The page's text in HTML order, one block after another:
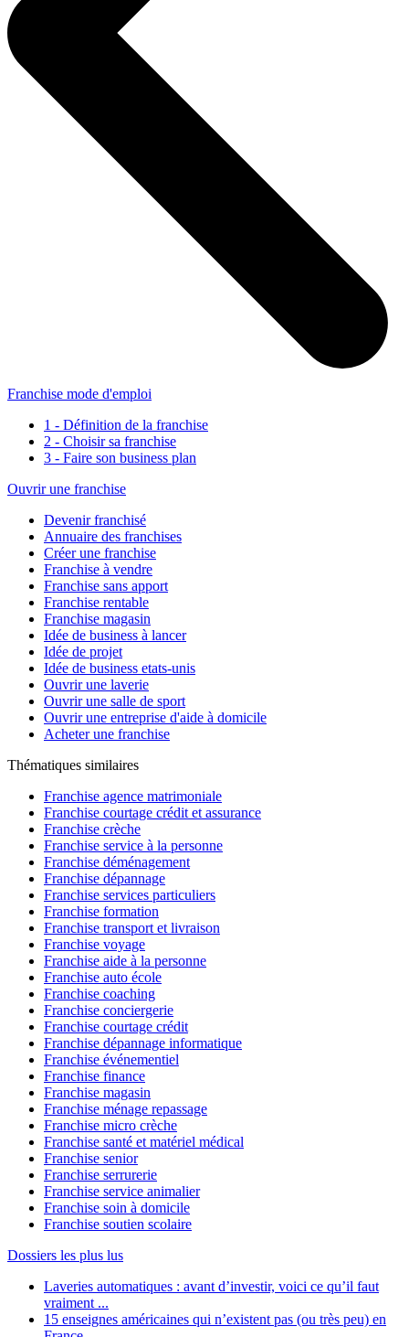
Franchise mode d'emploi
1 - Définition de la franchise
2 - Choisir sa franchise
3 - Faire son business plan
Ouvrir une franchise
Devenir franchisé
Annuaire des franchises
Créer une franchise
Franchise à vendre
Franchise sans apport
Franchise rentable
Franchise magasin
Idée de business à lancer
Idée de projet
Idée de business etats-unis
Ouvrir une laverie
Ouvrir une salle de sport
Ouvrir une entreprise d'aide à domicile
Acheter une franchise
Thématiques similaires
Franchise agence matrimoniale
Franchise courtage crédit et assurance
Franchise crèche
Franchise service à la personne
Franchise déménagement
Franchise dépannage
Franchise services particuliers
Franchise formation
Franchise transport et livraison
Franchise voyage
Franchise aide à la personne
Franchise auto école
Franchise coaching
Franchise conciergerie
Franchise courtage crédit
Franchise dépannage informatique
Franchise événementiel
Franchise finance
Franchise magasin
Franchise ménage repassage
Franchise micro crèche
Franchise santé et matériel médical
Franchise senior
Franchise serrurerie
Franchise service animalier
Franchise soin à domicile
Franchise soutien scolaire
Dossiers les plus lus
Laveries automatiques : avant d’investir, voici ce qu’il faut
vraiment ...
15 enseignes américaines qui n’existent pas (ou très peu) en